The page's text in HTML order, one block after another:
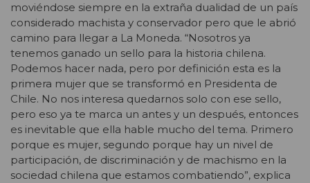
moviéndose siempre en la extraña dualidad de un país
considerado machista y conservador pero que le abrió
camino para llegar a La Moneda. “Nosotros ya
tenemos ganado un sello para la historia chilena.
Podemos hacer nada, pero por definición esta es la
primera mujer que se transformó en Presidenta de
Chile. No nos interesa quedarnos solo con ese sello,
pero eso ya te marca un antes y un después, entonces
es inevitable que ella hable mucho del tema. Primero
porque es mujer, segundo porque hay un nivel de
participación, de discriminación y de machismo en la
sociedad chilena que estamos combatiendo”, explica